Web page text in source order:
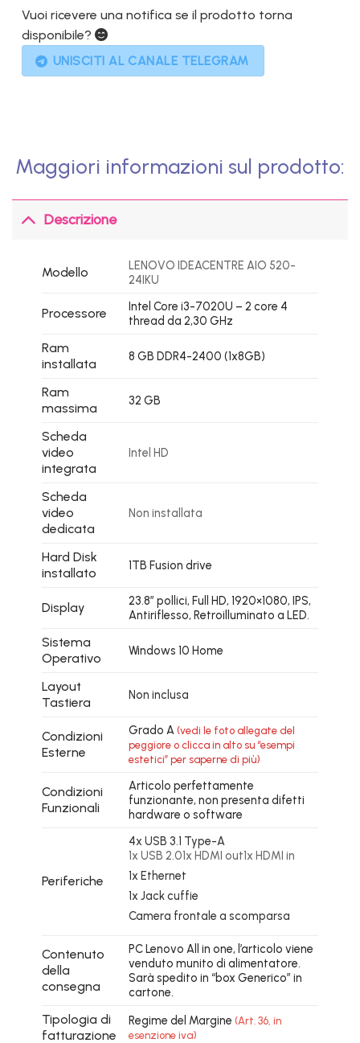
Vuoi ricevere una notifica se il prodotto torna
disponibile?
UNISCITI AL CANALE TELEGRAM
Maggiori informazioni sul prodotto:
Descrizione
Modello
LENOVO IDEACENTRE AIO 520-
24IKU
Processore
Intel Core i3-7020U – 2 core 4
thread da 2,30 GHz
Ram
installata
8 GB DDR4-2400 (1x8GB)
Ram
massima
32 GB
Scheda
video
integrata
Intel HD
Scheda
video
dedicata
Non installata
Hard Disk
installato
1TB Fusion drive
Display
23.8″ pollici, Full HD, 1920×1080, IPS,
Antiriflesso, Retroilluminato a LED.
Sistema
Operativo
Windows 10 Home
Layout
Tastiera
Non inclusa
Condizioni
Esterne
Grado A (vedi le foto allegate del
peggiore o clicca in alto su “esempi
estetici” per saperne di più)
Condizioni
Funzionali
Articolo perfettamente
funzionante, non presenta difetti
hardware o software
Periferiche
4x USB 3.1 Type-A
1x USB 2.01x HDMI out1x HDMI in
1x Ethernet
1x Jack cuffie
Camera frontale a scomparsa
Contenuto
della
consegna
PC Lenovo All in one, l’articolo viene
venduto munito di alimentatore.
Sarà spedito in “box Generico” in
cartone.
Tipologia di
fatturazione
Regime del Margine (Art. 36, in
esenzione iva)